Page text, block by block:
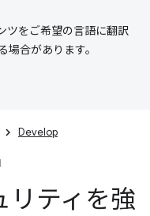
ツをご希望の言語に翻訳
場合があります。
Develop
リティを強